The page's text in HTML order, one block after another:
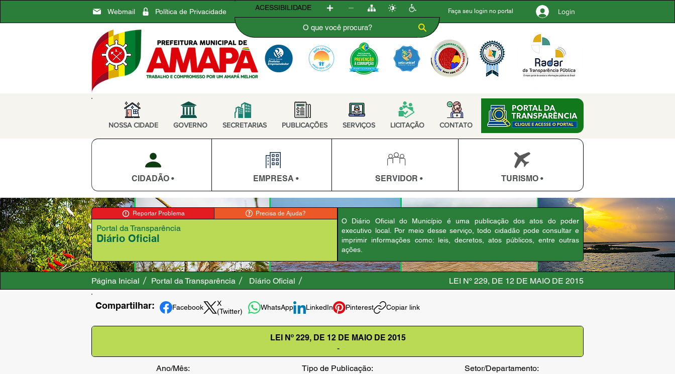
Webmail Política de Privacidade Faça seu login no portal Login
ACESSIBILIDADE
NOSSA CIDADE GOVERNO SECRETARIAS PUBLICAÇÕES SERVIÇOS LICITAÇÃO CONTATO
CIDADÃO • EMPRESA • SERVIDOR • TURISMO •
Reportar Problema Precisa de Ajuda?
Diário Oficial
Portal da Transparência
O Diário Oficial do Município é uma publicação dos atos do poder
executivo local. Por meio desse serviço, todo cidadão pode consultar e
imprimir informações como: leis, decretos, atos públicos, entre outras
ações.
Página Inicial Portal da Transparência Diário Oficial LEI Nº 229, DE 12 DE MAIO DE 2015
Compartilhar: Facebook
X
(Twitter)
WhatsApp LinkedIn Pinterest Copiar link
LEI Nº 229, DE 12 DE MAIO DE 2015
-
Ano/Mês:
Tipo de Publicação:
Setor/Departamento: